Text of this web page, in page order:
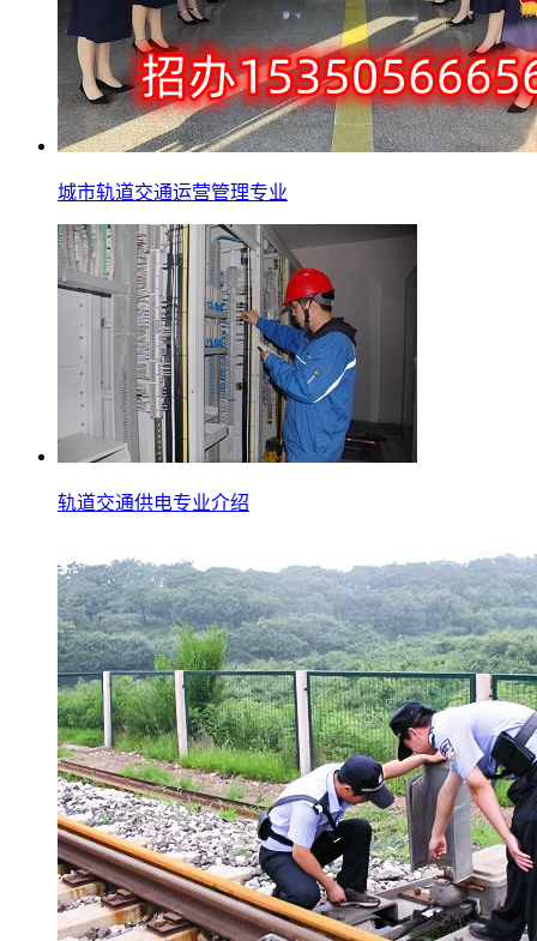
城市轨道交通运营管理专业
轨道交通供电专业介绍